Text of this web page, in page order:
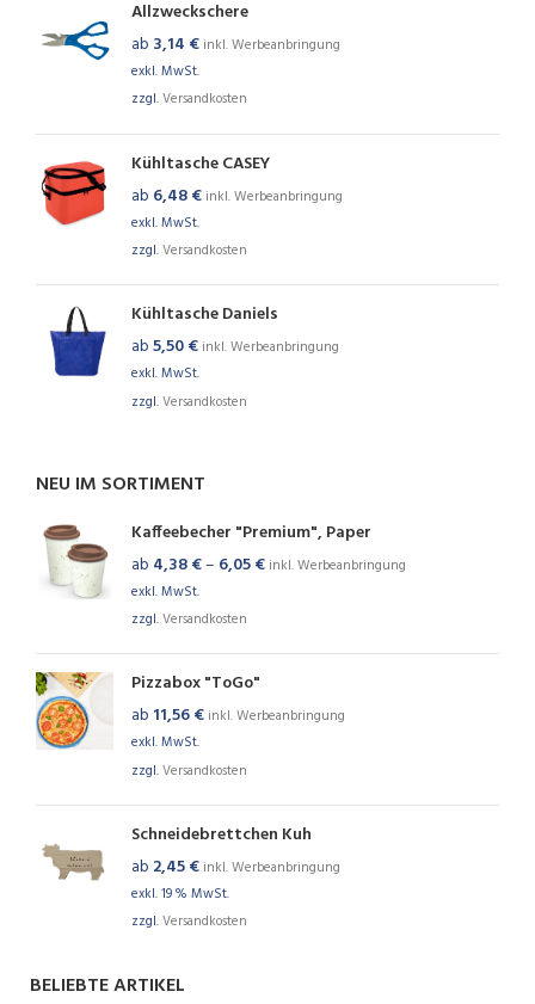
Allzweckschere
ab 3,14 € inkl. Werbeanbringung
exkl. MwSt.
zzgl.Versandkosten
Kühltasche CASEY
ab 6,48€ inkl. Werbeanbringung
exkl. MwSt.
zzgl.Versandkosten
Kühltasche Daniels
ab5,50€ inkl. Werbeanbringung
exkl. MwSt.
zzgl.Versandkosten
NEU IM SORTIMENT
Kaffeebecher "Premium", Paper
ab 4,38€– 6,05€ inkl. Werbeanbringung
exkl. MwSt.
zzgl.Versandkosten
Pizzabox "ToGo"
ab 11,56€ inkl. Werbeanbringung
exkl. MwSt.
zzgl.Versandkosten
Schneidebrettchen Kuh
ab 2,45€ inkl. Werbeanbringung
exkl. 19 % MwSt.
zzgl.Versandkosten
BELIEBTE ARTIKEL